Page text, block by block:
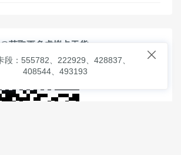
获取更多虚拟卡干货

段：555782、222929、428837、
408544、493193